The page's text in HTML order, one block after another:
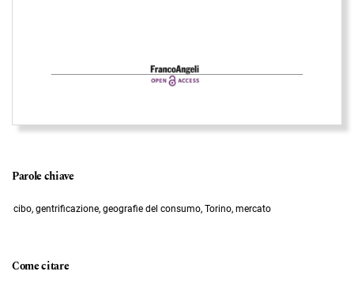
Parole chiave
cibo, gentrificazione, geografie del consumo, Torino, mercato
Come citare